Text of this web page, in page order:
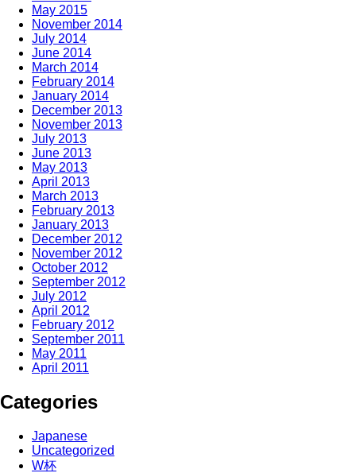
May 2015
November 2014
July 2014
June 2014
March 2014
February 2014
January 2014
December 2013
November 2013
July 2013
June 2013
May 2013
April 2013
March 2013
February 2013
January 2013
December 2012
November 2012
October 2012
September 2012
July 2012
April 2012
February 2012
September 2011
May 2011
April 2011
Categories
Japanese
Uncategorized
W杯